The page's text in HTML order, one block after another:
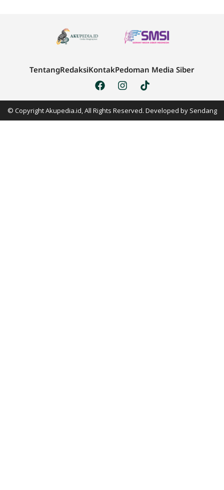
TentangRedaksiKontakPedoman Media Siber
© Copyright Akupedia.id, All Rights Reserved. Developed by Sendang